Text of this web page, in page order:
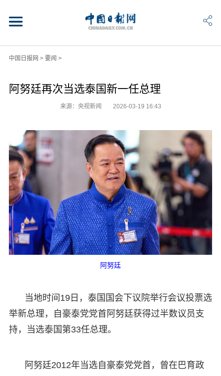
中国日报网 > 要闻 >
阿努廷再次当选泰国新一任总理
来源：央视新闻 2026-03-19 16:43
阿努廷
当地时间19日，泰国国会下议院举行会议投票选
举新总理，自豪泰党党首阿努廷获得过半数议员支
持，当选泰国第33任总理。
阿努廷2012年当选自豪泰党党首，曾在巴育政